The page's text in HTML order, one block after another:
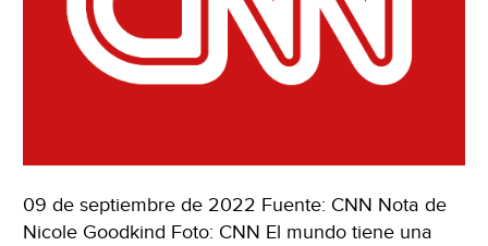
09 de septiembre de 2022 Fuente: CNN Nota de
Nicole Goodkind Foto: CNN El mundo tiene una